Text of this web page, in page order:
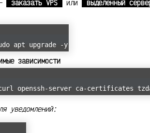
заказать VPS или выделенный
apt upgrade -y
зависимости
openssh-server ca-certificates
уведомлений: